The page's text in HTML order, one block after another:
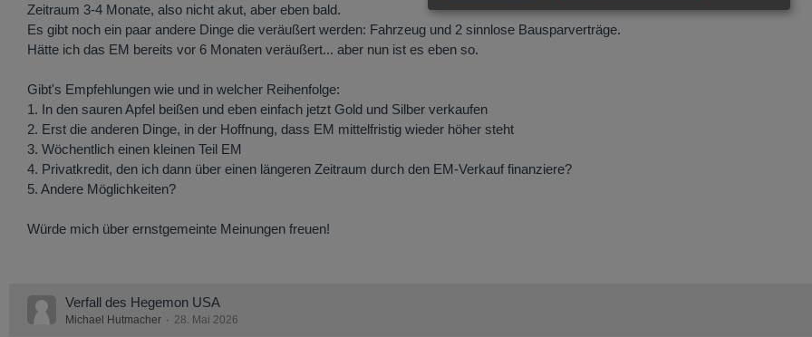
Zeitraum 3-4 Monate, also nicht akut, aber eben bald.
Es gibt noch ein paar andere Dinge die veräußert werden: Fahrzeug und 2 sinnlose Bausparverträge.
Hätte ich das EM bereits vor 6 Monaten veräußert... aber nun ist es eben so.
Gibt's Empfehlungen wie und in welcher Reihenfolge:
1. In den sauren Apfel beißen und eben einfach jetzt Gold und Silber verkaufen
2. Erst die anderen Dinge, in der Hoffnung, dass EM mittelfristig wieder höher steht
3. Wöchentlich einen kleinen Teil EM
4. Privatkredit, den ich dann über einen längeren Zeitraum durch den EM-Verkauf finanziere?
5. Andere Möglichkeiten?
Würde mich über ernstgemeinte Meinungen freuen!
Verfall des Hegemon USA
Michael Hutmacher 28. Mai 2026